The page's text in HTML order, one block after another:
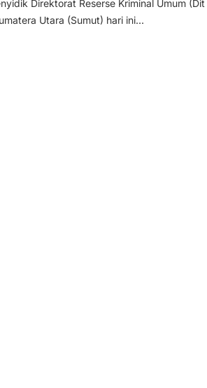
Direktorat Reserse Kriminal Umum (Dit
Utara (Sumut) hari ini...